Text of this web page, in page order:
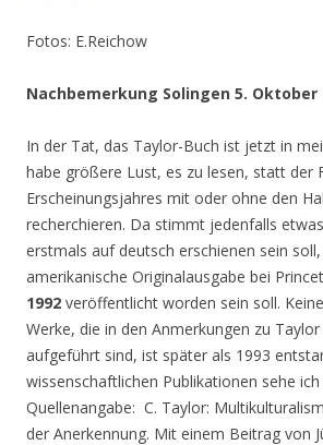
Fotos: E.Reichow
Nachbemerkung Solingen 5. Oktober
In der Tat, das Taylor-Buch ist jetzt in
habe größere Lust, es zu lesen, statt der
Erscheinungsjahres mit oder ohne den
recherchieren. Da stimmt jedenfalls
erstmals auf deutsch erschienen sein
amerikanische Originalausgabe bei
1992 veröffentlicht worden sein soll.
Werke, die in den Anmerkungen zu
aufgeführt sind, ist später als 1993
wissenschaftlichen Publikationen sehe
Quellenangabe: C. Taylor:
der Anerkennung. Mit einem Beitrag von